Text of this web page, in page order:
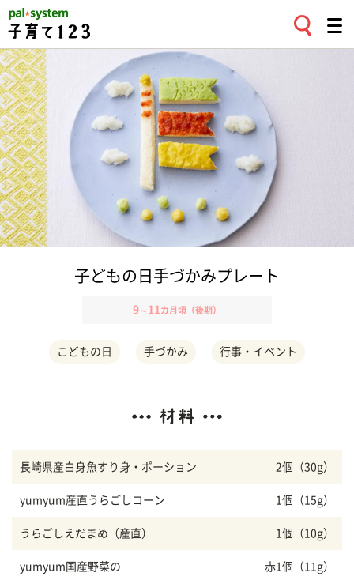
子どもの日手づかみプレート
9～ 11 カ月頃（後期）
こどもの日 手づかみ 行事・イベント
長崎県産白身魚すり身・ポーション 2個（30g）
yumyum産直うらごしコーン 1個（15g）
うらごしえだまめ（産直） 1個（10g）
yumyum国産野菜の
赤1個（11g）